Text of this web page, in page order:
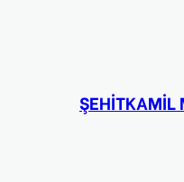
ŞEHİTKAMİL